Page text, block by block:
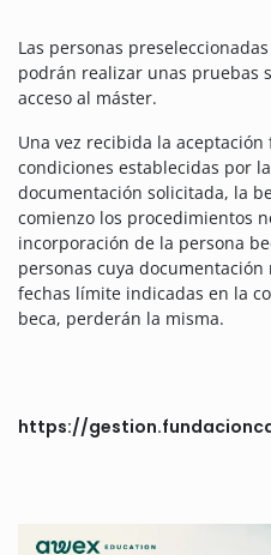
Las personas
podrán realizar unas pruebas
acceso al máster.
Una vez recibida la
condiciones establecidas por
documentación solicitada, la
comienzo los procedimientos
incorporación de la persona
personas cuya
fechas límite indicadas en la
beca, perderán la misma.